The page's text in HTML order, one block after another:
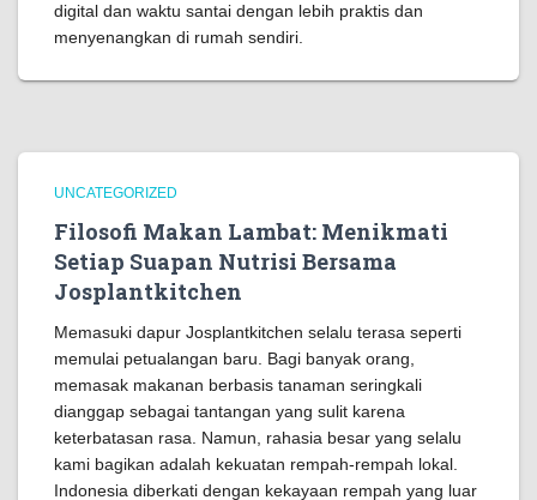
digital dan waktu santai dengan lebih praktis dan
menyenangkan di rumah sendiri.
UNCATEGORIZED
Filosofi Makan Lambat: Menikmati
Setiap Suapan Nutrisi Bersama
Josplantkitchen
Memasuki dapur Josplantkitchen selalu terasa seperti
memulai petualangan baru. Bagi banyak orang,
memasak makanan berbasis tanaman seringkali
dianggap sebagai tantangan yang sulit karena
keterbatasan rasa. Namun, rahasia besar yang selalu
kami bagikan adalah kekuatan rempah-rempah lokal.
Indonesia diberkati dengan kekayaan rempah yang luar